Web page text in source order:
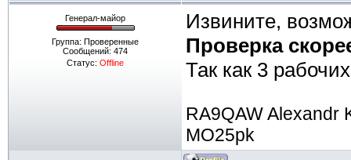
Генерал-майор
Группа: Проверенные
Сообщений: 474
Статус: Offline
Извините,
Проверка
Так как 3
RA9QAW Alexandr
MO25pk